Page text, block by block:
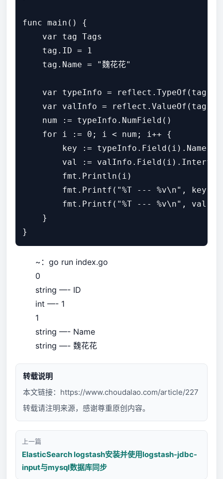
func main() {
    var tag Tags
    tag.ID = 1
    tag.Name = "魏花花"
    var typeInfo = reflect.TypeOf(tag)
    var valInfo = reflect.ValueOf(tag)
    num := typeInfo.NumField()
    for i := 0; i < num; i++ {
        key := typeInfo.Field(i).Name
val :=
        fmt.Println(i)
fmt.Printf("%T --- %v\n", key,
fmt.Printf("%T --- %v\n", val,
    }
~：go run index.go
0
string —- ID
int —- 1
1
string —- Name
string —- 魏花花
转载说明
本文链接： https://www.choudalao.com/article/227
转载请注明来源，感谢尊重原创内容。
上一篇
ElasticSearch logstash安装并使用logstash-jdbc-
input与mysql数据库同步